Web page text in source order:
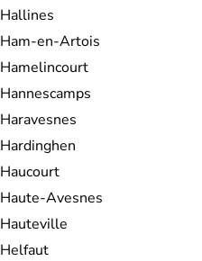
Hallines
Ham-en-Artois
Hamelincourt
Hannescamps
Haravesnes
Hardinghen
Haucourt
Haute-Avesnes
Hauteville
Helfaut